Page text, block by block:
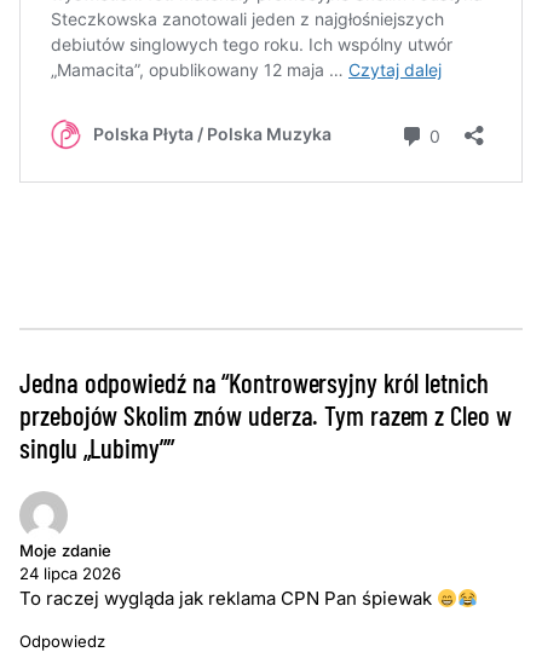
Jedna odpowiedź na “Kontrowersyjny król letnich
przebojów Skolim znów uderza. Tym razem z Cleo w
singlu „Lubimy””
Moje zdanie
24 lipca 2026
To raczej wygląda jak reklama CPN Pan śpiewak
Odpowiedz